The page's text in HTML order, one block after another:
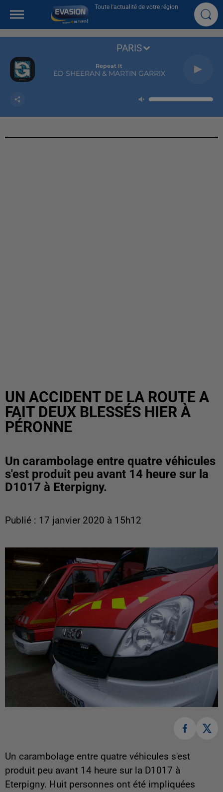
Toute l'actualité de votre région
Repeat It
ED SHEERAN & MARTIN GARRIX
PARIS
UN ACCIDENT DE LA ROUTE A
FAIT DEUX BLESSÉS HIER À
PÉRONNE
Un carambolage entre quatre véhicules
s'est produit peu avant 14 heure sur la
D1017 à Eterpigny.
Publié : 17 janvier 2020 à 15h12
Un carambolage entre quatre véhicules s'est
produit peu avant 14 heure sur la D1017 à
Eterpigny. Huit personnes ont été impliquées